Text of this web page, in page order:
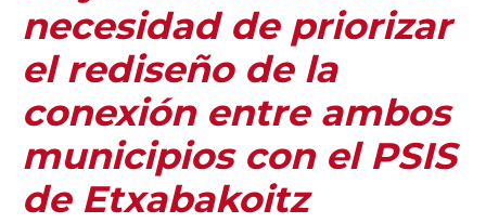
necesidad de priorizar
el rediseño de la
conexión entre ambos
municipios con el PSIS
de Etxabakoitz